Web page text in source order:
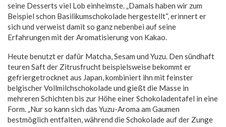
seine Desserts viel Lob einheimste. „Damals haben wir zum
Beispiel schon Basilikumschokolade hergestellt“, erinnert er
sich und verweist damit so ganz nebenbei auf seine
Erfahrungen mit der Aromatisierung von Kakao.
Heute benutzt er dafür Matcha, Sesam und Yuzu. Den sündhaft
teuren Saft der Zitrusfrucht beispielsweise bekommt er
gefriergetrocknet aus Japan, kombiniert ihn mit feinster
belgischer Vollmilchschokolade und gießt die Masse in
mehreren Schichten bis zur Höhe einer Schokoladentafel in eine
Form. „Nur so kann sich das Yuzu-Aroma am Gaumen
bestmöglich entfalten, während die Schokolade auf der Zunge